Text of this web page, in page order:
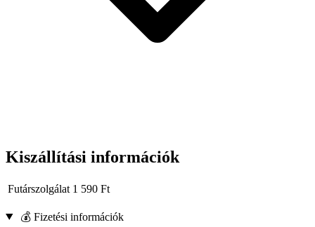
Kiszállítási információk
Futárszolgálat 1 590 Ft
💰 Fizetési információk